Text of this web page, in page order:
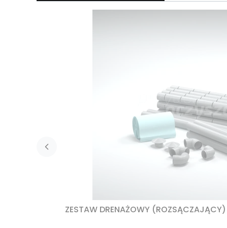
ZESTAW DRENAŻOWY (ROZSĄCZAJĄCY)